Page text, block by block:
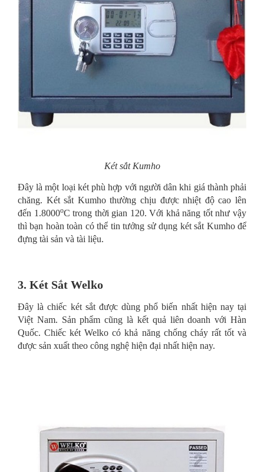
Két sắt Kumho
Đây là một loại két phù hợp với người dân khi giá thành phải
chăng. Két sắt Kumho thường chịu được nhiệt độ cao lên
đến 1.8000oC trong thời gian 120. Với khả năng tốt như vậy
thì bạn hoàn toàn có thể tin tưởng sử dụng két sắt Kumho để
đựng tài sản và tài liệu.
3. Két Sắt Welko
Đây là chiếc két sắt được dùng phổ biến nhất hiện nay tại
Việt Nam. Sản phẩm cũng là kết quả liên doanh với Hàn
Quốc. Chiếc két Welko có khả năng chống cháy rất tốt và
được sản xuất theo công nghệ hiện đại nhất hiện nay.